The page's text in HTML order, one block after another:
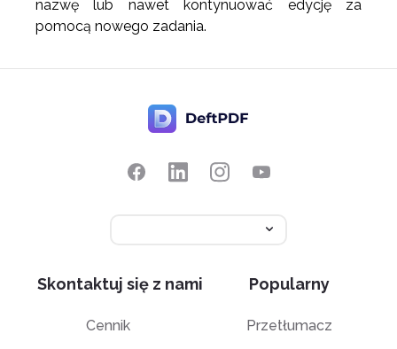
nazwę lub nawet kontynuować edycję za
pomocą nowego zadania.
Skontaktuj się z nami
Cennik
Popularny
Przetłumacz